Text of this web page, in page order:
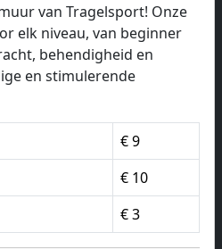
van Tragelsport! Onze
elk niveau, van beginner
behendigheid en
en stimulerende
€ 9
€ 10
€ 3